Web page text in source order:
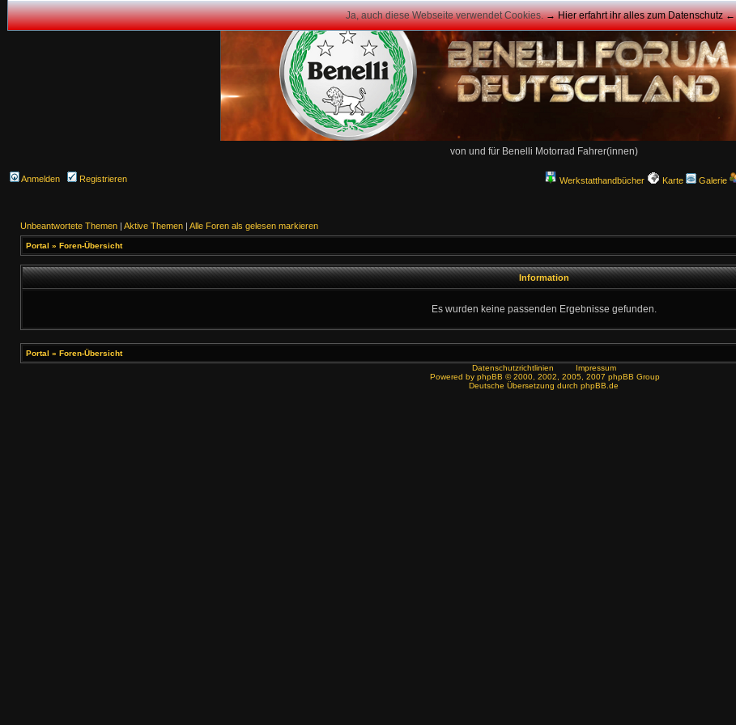
Ja, auch diese Webseite verwendet Cookies.→ Hier erfahrt ihr alles zum Datenschutz ←
von und für Benelli Motorrad Fahrer(innen)
Anmelden Registrieren Werkstatthandbücher Karte Galerie
Unbeantwortete Themen | Aktive Themen | Alle Foren als gelesen markieren
Portal » Foren-Übersicht
Information
Es wurden keine passenden Ergebnisse gefunden.
Portal » Foren-Übersicht
Datenschutzrichtlinien
Impressum
Powered by phpBB © 2000, 2002, 2005, 2007 phpBB Group
Deutsche Übersetzung durch phpBB.de